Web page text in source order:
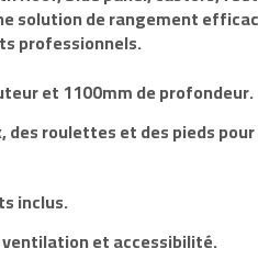
solution de rangement
professionnels.
et 1100mm de profondeur.
des roulettes et des pieds
inclus.
et accessibilité.